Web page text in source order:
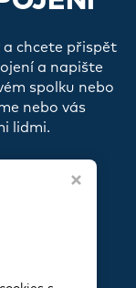
a chcete přispět
a napište
spolku nebo
nebo vás
lidmi.